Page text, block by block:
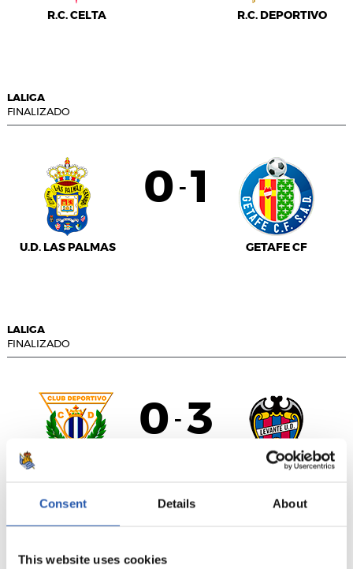
Consent Details About
This website uses cookies
R.C. CELTA R.C. DEPORTIVO
LALIGA
FINALIZADO
U.D. LAS PALMAS
0 - 1
GETAFE CF
LALIGA
FINALIZADO
0 - 3
LALIGA